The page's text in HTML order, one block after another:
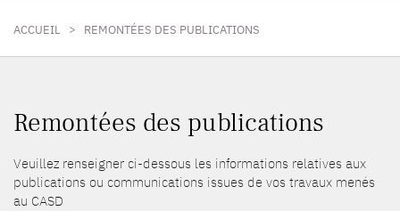
ACCUEIL > REMONTÉES DES PUBLICATIONS
Remontées des publications
Veuillez renseigner ci-dessous les informations relatives aux
publications ou communications issues de vos travaux menés
au CASD